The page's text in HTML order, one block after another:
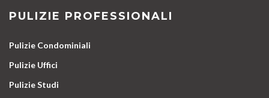
PULIZIE PROFESSIONALI
Pulizie Condominiali
Pulizie Uffici
Pulizie Studi